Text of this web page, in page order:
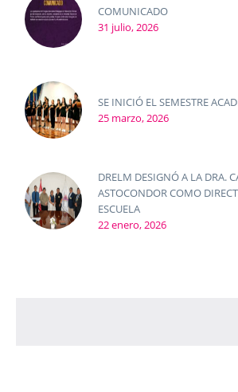
COMUNICADO
31 julio, 2026
SE INICIÓ EL SEMESTRE
25 marzo, 2026
DRELM DESIGNÓ A LA DRA.
ASTOCONDOR COMO
ESCUELA
22 enero, 2026